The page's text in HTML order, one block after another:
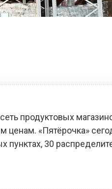
продуктовых
«Пятёрочка»
пунктах, 30